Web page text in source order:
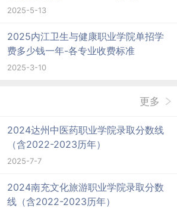
2025-5-13
2025内江卫生与健康职业学院单招学
费多少钱一年-各专业收费标准
2025-3-10
更多
2024达州中医药职业学院录取分数线
（含2022-2023历年）
2025-7-7
2024南充文化旅游职业学院录取分数
线（含2022-2023历年）